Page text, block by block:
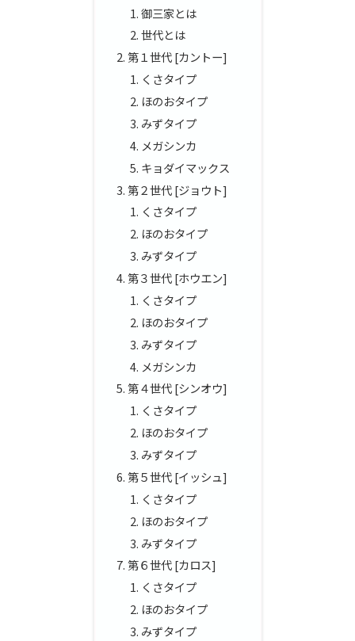
御三家とは
世代とは
第１世代 [カントー]
くさタイプ
ほのおタイプ
みずタイプ
メガシンカ
キョダイマックス
第２世代 [ジョウト]
くさタイプ
ほのおタイプ
みずタイプ
第３世代 [ホウエン]
くさタイプ
ほのおタイプ
みずタイプ
メガシンカ
第４世代 [シンオウ]
くさタイプ
ほのおタイプ
みずタイプ
第５世代 [イッシュ]
くさタイプ
ほのおタイプ
みずタイプ
第６世代 [カロス]
くさタイプ
ほのおタイプ
みずタイプ